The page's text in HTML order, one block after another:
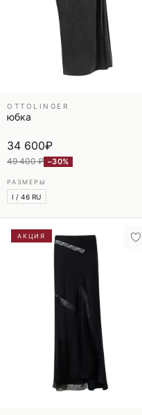
OTTOLINGER
юбка
34 600₽
49 400 ₽ −30%
РАЗМЕРЫ
l / 46 RU
АКЦИЯ